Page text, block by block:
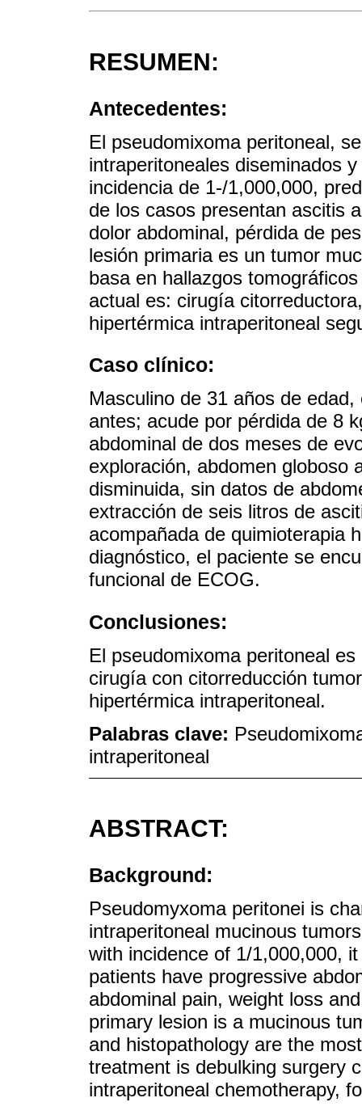
RESUMEN:
Antecedentes:
El pseudomixoma peritoneal,
intraperitoneales diseminados
incidencia de 1-/1,000,000,
de los casos presentan ascitis
dolor abdominal, pérdida de
lesión primaria es un tumor
basa en hallazgos
actual es: cirugía
hipertérmica intraperitoneal
Caso clínico:
Masculino de 31 años de
antes; acude por pérdida de 8
abdominal de dos meses de
exploración, abdomen globoso
disminuida, sin datos de
extracción de seis litros de
acompañada de quimioterapia
diagnóstico, el paciente se
funcional de ECOG.
Conclusiones:
El pseudomixoma peritoneal
cirugía con citorreducción
hipertérmica intraperitoneal.
Palabras clave:
intraperitoneal
ABSTRACT:
Background:
Pseudomyxoma peritonei is
intraperitoneal mucinous
with incidence of 1/1,000,000,
patients have progressive
abdominal pain, weight loss
primary lesion is a mucinous
and histopathology are the
treatment is debulking surgery
intraperitoneal chemotherapy,